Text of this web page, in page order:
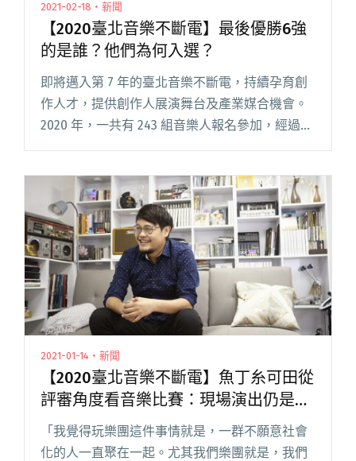
2021-02-18・新聞
【2020臺北音樂不斷電】最後優勝6強
的是誰？他們為何入選？
即將邁入第 7 年的臺北音樂不斷電，持續孕育創
作人才，提供創作人展演舞台及產業媒合機會。
2020 年，一共有 243 組音樂人報名參加，經過線
上初選、實地複賽到最後的公開決賽，最後脫穎
全文 "【2020臺北音樂不斷電】最後優勝6強的是
誰？他們為何入選？"
2021-01-14・新聞
【2020臺北音樂不斷電】魚丁糸可田從
評審角度看音樂比賽：現場演出仍是關
鍵
「我覺得玩樂團這件事情就是，一群不願意社會
化的人一直聚在一起。尤其我們樂團就是，我們